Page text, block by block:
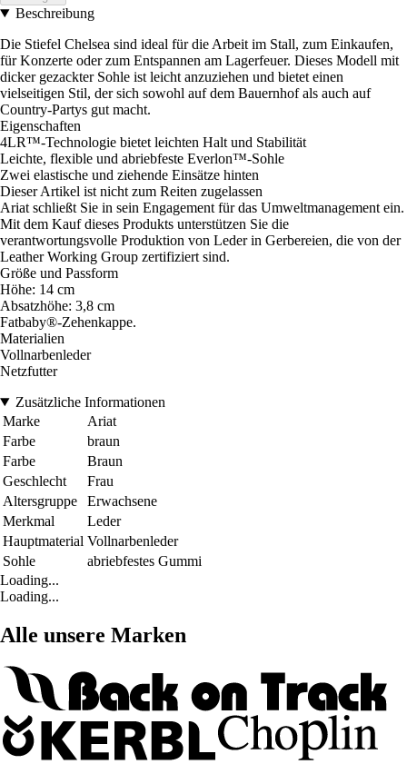
Beschreibung
Die Stiefel Chelsea sind ideal für die Arbeit im Stall, zum Einkaufen,
für Konzerte oder zum Entspannen am Lagerfeuer. Dieses Modell mit
dicker gezackter Sohle ist leicht anzuziehen und bietet einen
vielseitigen Stil, der sich sowohl auf dem Bauernhof als auch auf
Country-Partys gut macht.
Eigenschaften
4LR™-Technologie bietet leichten Halt und Stabilität
Leichte, flexible und abriebfeste Everlon™-Sohle
Zwei elastische und ziehende Einsätze hinten
Dieser Artikel ist nicht zum Reiten zugelassen
Ariat schließt Sie in sein Engagement für das Umweltmanagement ein.
Mit dem Kauf dieses Produkts unterstützen Sie die
verantwortungsvolle Produktion von Leder in Gerbereien, die von der
Leather Working Group zertifiziert sind.
Größe und Passform
Höhe: 14 cm
Absatzhöhe: 3,8 cm
Fatbaby®-Zehenkappe.
Materialien
Vollnarbenleder
Netzfutter
Zusätzliche Informationen
Marke
Ariat
Farbe
braun
Farbe
Braun
Geschlecht
Frau
Altersgruppe
Erwachsene
Merkmal
Leder
Hauptmaterial Vollnarbenleder
Sohle
abriebfestes Gummi
Loading...
Loading...
Alle unsere Marken